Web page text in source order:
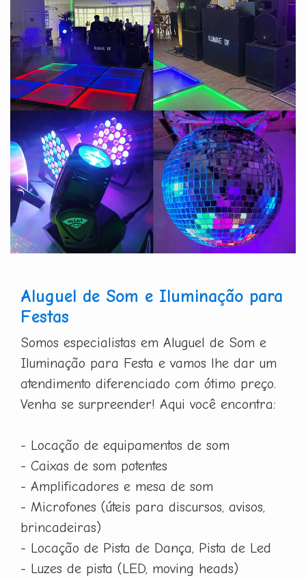
Aluguel de Som e Iluminação para
Festas
Somos especialistas em Aluguel de Som e
Iluminação para Festa e vamos lhe dar um
atendimento diferenciado com ótimo preço.
Venha se surpreender! Aqui você encontra:
- Locação de equipamentos de som
- Caixas de som potentes
- Amplificadores e mesa de som
- Microfones (úteis para discursos, avisos,
brincadeiras)
- Locação de Pista de Dança, Pista de Led
- Luzes de pista (LED, moving heads)